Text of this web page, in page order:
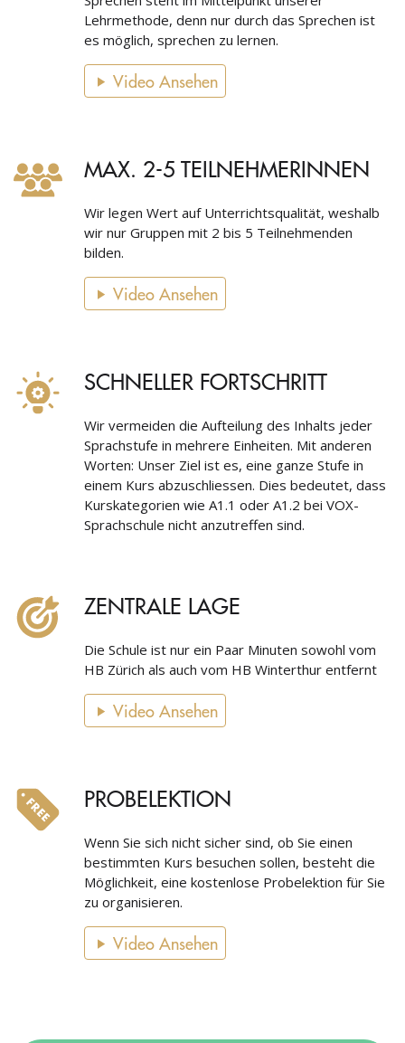
Lehrmethode, denn nur durch das Sprechen ist
es möglich, sprechen zu lernen.
Video Ansehen
MAX. 2-5 TEILNEHMERINNEN
Wir legen Wert auf Unterrichtsqualität, weshalb
wir nur Gruppen mit 2 bis 5 Teilnehmenden
bilden.
Video Ansehen
SCHNELLER FORTSCHRITT
Wir vermeiden die Aufteilung des Inhalts jeder
Sprachstufe in mehrere Einheiten. Mit anderen
Worten: Unser Ziel ist es, eine ganze Stufe in
einem Kurs abzuschliessen. Dies bedeutet, dass
Kurskategorien wie A1.1 oder A1.2 bei VOX-
Sprachschule nicht anzutreffen sind.
ZENTRALE LAGE
Die Schule ist nur ein Paar Minuten sowohl vom
HB Zürich als auch vom HB Winterthur entfernt
Video Ansehen
PROBELEKTION
Wenn Sie sich nicht sicher sind, ob Sie einen
bestimmten Kurs besuchen sollen, besteht die
Möglichkeit, eine kostenlose Probelektion für Sie
zu organisieren.
Video Ansehen